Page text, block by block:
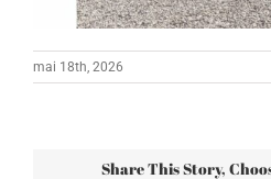
mai 18th, 2026
Share This Story,